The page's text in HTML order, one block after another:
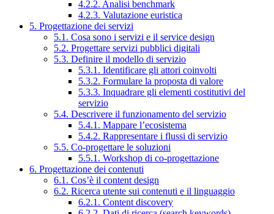
4.2.2. Analisi benchmark
4.2.3. Valutazione euristica
5. Progettazione dei servizi
5.1. Cosa sono i servizi e il service design
5.2. Progettare servizi pubblici digitali
5.3. Definire il modello di servizio
5.3.1. Identificare gli attori coinvolti
5.3.2. Formulare la proposta di valore
5.3.3. Inquadrare gli elementi costitutivi del
servizio
5.4. Descrivere il funzionamento del servizio
5.4.1. Mappare l’ecosistema
5.4.2. Rappresentare i flussi di servizio
5.5. Co-progettare le soluzioni
5.5.1. Workshop di co-progettazione
6. Progettazione dei contenuti
6.1. Cos’è il content design
6.2. Ricerca utente sui contenuti e il linguaggio
6.2.1. Content discovery